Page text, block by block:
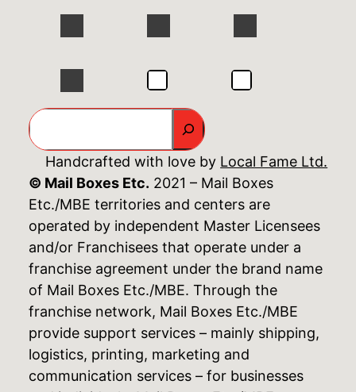
GO
Handcrafted with love by Local Fame Ltd.
© Mail Boxes Etc. 2021 – Mail Boxes
Etc./MBE territories and centers are
operated by independent Master Licensees
and/or Franchisees that operate under a
franchise agreement under the brand name
of Mail Boxes Etc./MBE. Through the
franchise network, Mail Boxes Etc./MBE
provide support services – mainly shipping,
logistics, printing, marketing and
communication services – for businesses